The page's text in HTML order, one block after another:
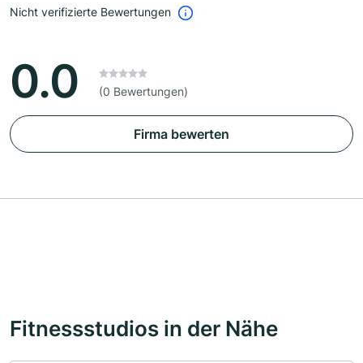
Nicht verifizierte Bewertungen
0.0 (0 Bewertungen)
Firma bewerten
Fitnessstudios in der Nähe